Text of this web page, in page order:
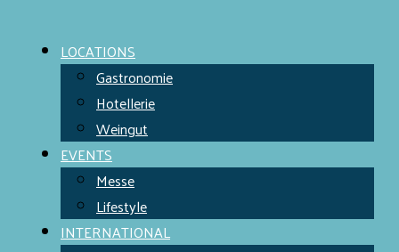
LOCATIONS
Gastronomie
Hotellerie
Weingut
EVENTS
Messe
Lifestyle
INTERNATIONAL